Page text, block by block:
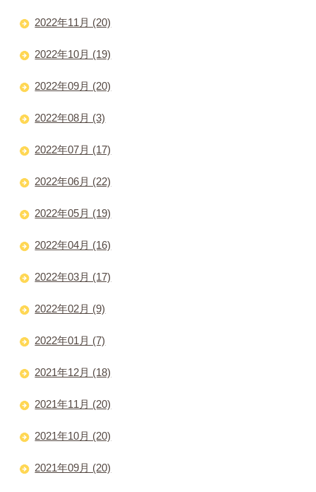
2022年11月 (20)
2022年10月 (19)
2022年09月 (20)
2022年08月 (3)
2022年07月 (17)
2022年06月 (22)
2022年05月 (19)
2022年04月 (16)
2022年03月 (17)
2022年02月 (9)
2022年01月 (7)
2021年12月 (18)
2021年11月 (20)
2021年10月 (20)
2021年09月 (20)